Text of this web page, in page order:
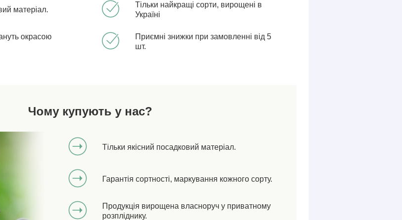
матеріал.
окрасою
Тільки найкращі сорти, вирощені в
Україні
Приємні знижки при замовленні від 5
шт.
Чому купують у нас?
Тільки якісний посадковий матеріал.
Гарантія сортності, маркування кожного сорту.
Продукція вирощена власноруч у приватному
розпліднику.